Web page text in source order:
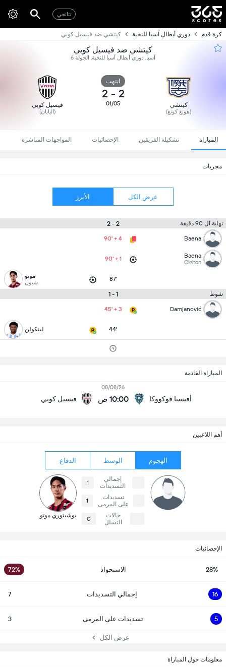
نتائجي
كرة قدم دوري أبطال آسيا للنخبة كيتشي ضد فيسيل كوبي
كيتشي ضد فيسيل كوبي
آسيا, دوري أبطال آسيا للنخبة, الجولة 6
كيتشي
(هونغ كونغ)
انتهت
2
-
2
01/05 فيسيل كوبي
(اليابان)
المباراة تشكيلة الفريقين الإحصائيات المواجهات المباشرة
مجريات
عرض الكل الأبرز
نهاية ال 90 دقيقة 2 - 2
Baena
90' + 4
Baena
Cleiton
90' + 1
87' موتو
شيون
شوط 1 - 1
Damjanović
45' + 3
44' لينكولن
المباراة القادمة
أفيسبا فوكووكا
08/08/26
10:00 ص فيسيل كوبي
أهم اللاعبين
الهجوم الوسط الدفاع
إجمالي
التسديدات
1
تسديدات
على المرمى
1
حالات
التسلل
0 يوشينوري موتو
الإحصائيات
28% الاستحواذ 72%
16 إجمالي التسديدات 7
5 تسديدات على المرمى 3
عرض الكل
معلومات حول المباراة